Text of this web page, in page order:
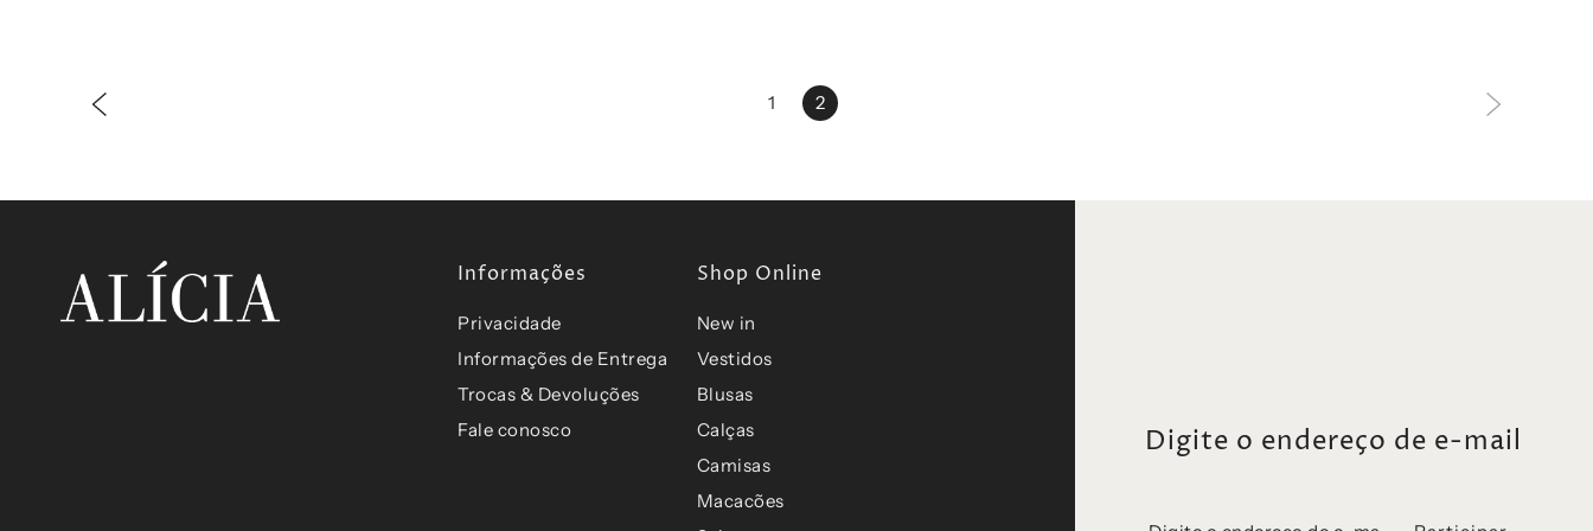
1 2
Informações
Privacidade
Informações de Entrega
Trocas & Devoluções
Fale conosco
Shop Online
New in
Vestidos
Blusas
Calças
Camisas
Macacões
Digite o endereço de e-mail